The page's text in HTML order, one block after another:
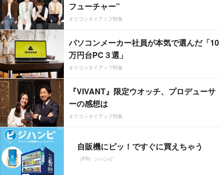
フューチャー”
オリコンタイアップ特集
パソコンメーカー社員が本気で選んだ「10
万円台PC３選」
オリコンタイアップ特集
『VIVANT』限定ウオッチ、プロデューサ
ーの感想は
オリコンタイアップ特集
自販機にピッ！ですぐに買えちゃう
（PR）ジハンピ